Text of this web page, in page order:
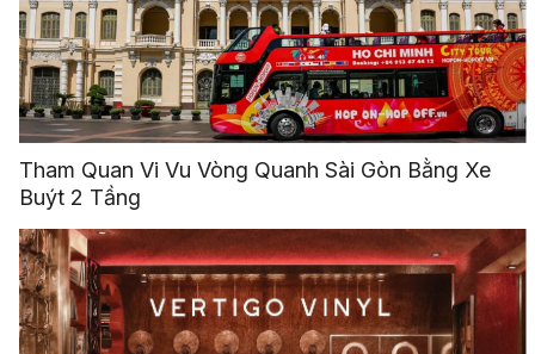
Tham Quan Vi Vu Vòng Quanh Sài Gòn Bằng Xe
Buýt 2 Tầng